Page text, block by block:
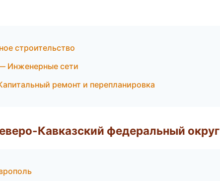
строительство
Инженерные сети
ремонт и перепланировка
Кавказский федеральный округ